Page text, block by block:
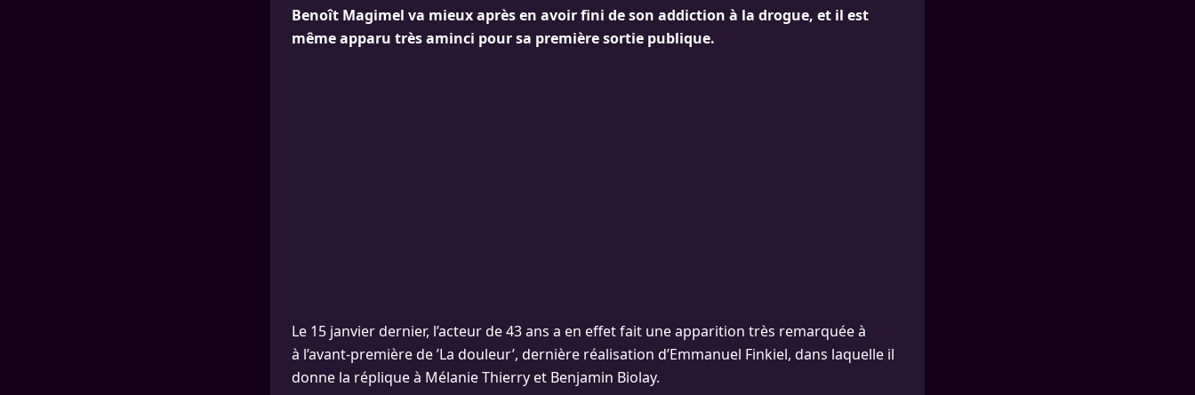
Benoît Magimel va mieux après en avoir fini de son addiction à la drogue, et il est
même apparu très aminci pour sa première sortie publique.
Le 15 janvier dernier, l’acteur de 43 ans a en effet fait une apparition très remarquée à
à l’avant-première de ’La douleur’, dernière réalisation d’Emmanuel Finkiel, dans laquelle il
donne la réplique à Mélanie Thierry et Benjamin Biolay.